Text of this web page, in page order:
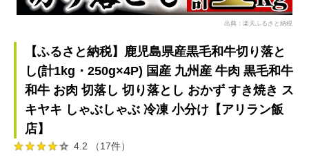
出典：楽天ふるさと納税
【ふるさと納税】鹿児島県産黒毛和牛切り落と
し(計1kg・250g×4P) 国産 九州産 牛肉 黒毛和牛
和牛 お肉 切落し 切り落とし おかず すき焼き ス
キヤキ しゃぶしゃぶ 冷凍 小分け【アリラン飯
店】
4.2 （17件）